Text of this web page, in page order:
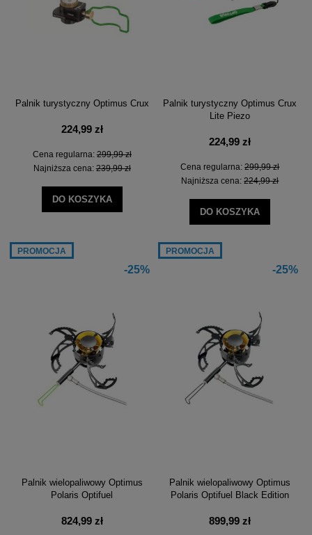
Palnik turystyczny Optimus Crux
224,99 zł
Cena regularna:299,99 zł
Najniższa cena:239,99 zł
DO KOSZYKA
Palnik turystyczny Optimus Crux
Lite Piezo
224,99 zł
Cena regularna:299,99 zł
Najniższa cena:224,99 zł
DO KOSZYKA
-25%
Palnik wielopaliwowy Optimus
Polaris Optifuel
824,99 zł
PROMOCJA
-25%
Palnik wielopaliwowy Optimus
Polaris Optifuel Black Edition
899,99 zł
PROMOCJA